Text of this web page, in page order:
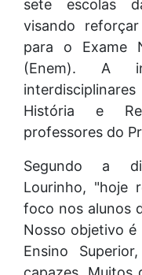
sete escolas
visando
para o Exame
(Enem). A
História e
professores do
Segundo a
Lourinho, "hoje
foco nos alunos
Nosso objetivo
Ensino